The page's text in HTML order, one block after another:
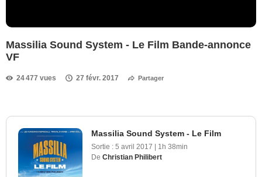
Massilia Sound System - Le Film Bande-annonce
VF
24 477 vues 27 févr. 2017 Partager
Massilia Sound System - Le Film
Sortie : 5 avril 2017 | 1h 38min
De Christian Philibert